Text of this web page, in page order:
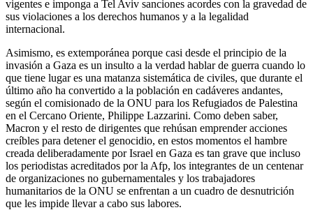
vigentes e imponga a Tel Aviv sanciones acordes con la gravedad de
sus violaciones a los derechos humanos y a la legalidad
internacional.
Asimismo, es extemporánea porque casi desde el principio de la
invasión a Gaza es un insulto a la verdad hablar de guerra cuando lo
que tiene lugar es una matanza sistemática de civiles, que durante el
último año ha convertido a la población en cadáveres andantes,
según el comisionado de la ONU para los Refugiados de Palestina
en el Cercano Oriente, Philippe Lazzarini. Como deben saber,
Macron y el resto de dirigentes que rehúsan emprender acciones
creíbles para detener el genocidio, en estos momentos el hambre
creada deliberadamente por Israel en Gaza es tan grave que incluso
los periodistas acreditados por la Afp, los integrantes de un centenar
de organizaciones no gubernamentales y los trabajadores
humanitarios de la ONU se enfrentan a un cuadro de desnutrición
que les impide llevar a cabo sus labores.